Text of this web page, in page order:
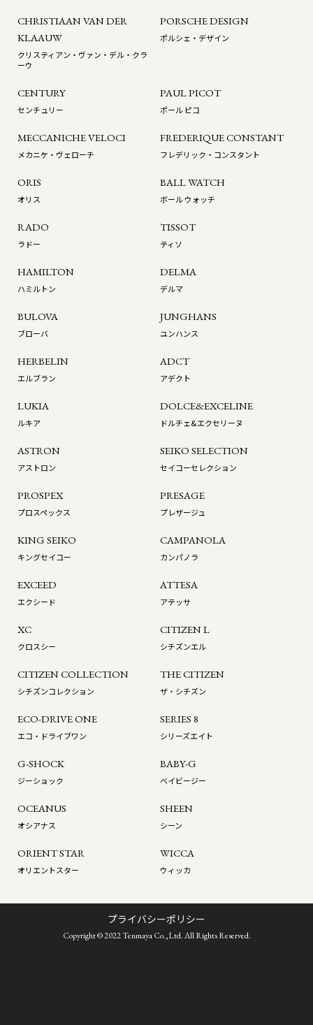
CHRISTIAAN VAN DER
KLAAUW
クリスティアン・ヴァン・デル・クラ
ーウ
PORSCHE DESIGN
ポルシェ・デザイン
CENTURY
センチュリー
PAUL PICOT
ポール ピコ
MECCANICHE VELOCI
メカニケ・ヴェローチ
FREDERIQUE CONSTANT
フレデリック・コンスタント
ORIS
オリス
BALL WATCH
ボール ウォッチ
RADO
ラドー
TISSOT
ティソ
HAMILTON
ハミルトン
DELMA
デルマ
BULOVA
ブローバ
JUNGHANS
ユンハンス
HERBELIN
エルブラン
ADCT
アデクト
LUKIA
ルキア
DOLCE&EXCELINE
ドルチェ&エクセリーヌ
ASTRON
アストロン
SEIKO SELECTION
セイコーセレクション
PROSPEX
プロスペックス
PRESAGE
プレザージュ
KING SEIKO
キングセイコー
CAMPANOLA
カンパノラ
EXCEED
エクシード
ATTESA
アテッサ
XC
クロスシー
CITIZEN L
シチズンエル
CITIZEN COLLECTION
シチズンコレクション
THE CITIZEN
ザ・シチズン
ECO-DRIVE ONE
エコ・ドライブワン
SERIES 8
シリーズエイト
G-SHOCK
ジーショック
BABY-G
ベイビージー
OCEANUS
オシアナス
SHEEN
シーン
ORIENT STAR
オリエントスター
WICCA
ウィッカ
プライバシーポリシー
Copyright © 2022 Tenmaya Co.,Ltd. All Rights Reserved.